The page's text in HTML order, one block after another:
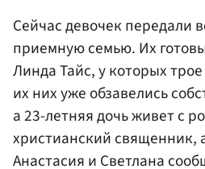
Сейчас девочек передали
приемную семью. Их
Линда Тайс, у которых
их них уже обзавелись
а 23-летняя дочь живет с
христианский священник,
Анастасия и Светлана